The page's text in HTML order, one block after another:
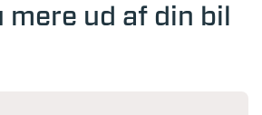
mere ud af din bil